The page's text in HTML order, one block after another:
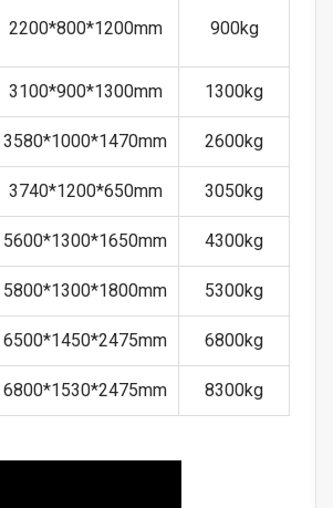
2200*800*1200mm 900kg
3100*900*1300mm 1300kg
3580*1000*1470mm 2600kg
3740*1200*650mm 3050kg
5600*1300*1650mm 4300kg
5800*1300*1800mm 5300kg
6500*1450*2475mm 6800kg
6800*1530*2475mm 8300kg